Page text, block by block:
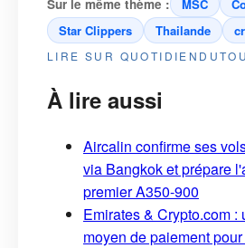
Sur le même thème : MSC
Star Clippers
Thailande
LIRE SUR
À lire aussi
Aircalin confirme ses
via Bangkok et prépare
premier A350-900
Emirates & Crypto.com :
moyen de paiement